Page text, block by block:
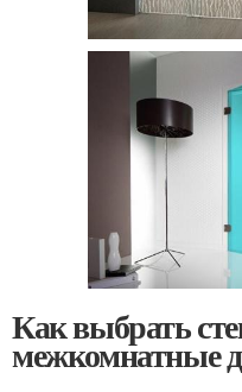
Как выбрать
межкомнатные